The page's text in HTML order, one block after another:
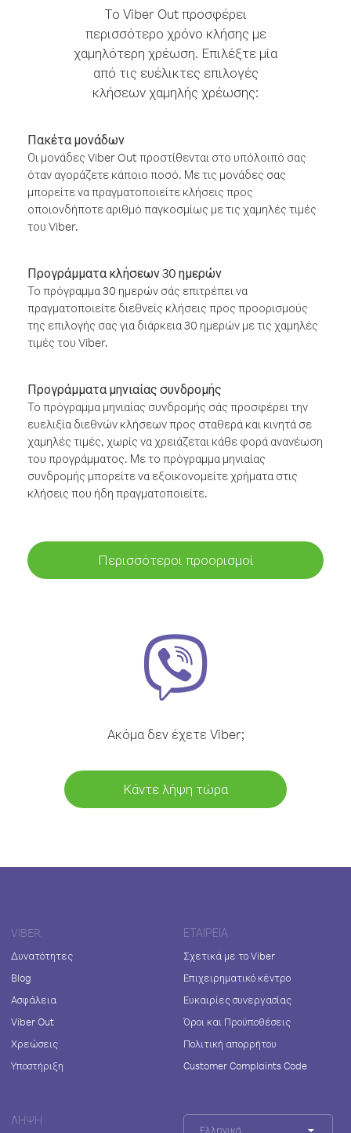
Το Viber Out προσφέρει
περισσότερο χρόνο κλήσης με
χαμηλότερη χρέωση. Επιλέξτε μία
από τις ευέλικτες επιλογές
κλήσεων χαμηλής χρέωσης:
Πακέτα μονάδων
Οι μονάδες Viber Out προστίθενται στο υπόλοιπό σας
όταν αγοράζετε κάποιο ποσό. Με τις μονάδες σας
μπορείτε να πραγματοποιείτε κλήσεις προς
οποιονδήποτε αριθμό παγκοσμίως με τις χαμηλές τιμές
του Viber.
Προγράμματα κλήσεων 30 ημερών
Το πρόγραμμα 30 ημερών σάς επιτρέπει να
πραγματοποιείτε διεθνείς κλήσεις προς προορισμούς
της επιλογής σας για διάρκεια 30 ημερών με τις χαμηλές
τιμές του Viber.
Προγράμματα μηνιαίας συνδρομής
Το πρόγραμμα μηνιαίας συνδρομής σάς προσφέρει την
ευελιξία διεθνών κλήσεων προς σταθερά και κινητά σε
χαμηλές τιμές, χωρίς να χρειάζεται κάθε φορά ανανέωση
του προγράμματος. Με το πρόγραμμα μηνιαίας
συνδρομής μπορείτε να εξοικονομείτε χρήματα στις
κλήσεις που ήδη πραγματοποιείτε.
Περισσότεροι προορισμοί
Ακόμα δεν έχετε Viber;
Κάντε λήψη τώρα
VIBER
Δυνατότητες
Blog
Ασφάλεια
Viber Out
Χρεώσεις
Υποστήριξη
ΕΤΑΙΡΕΊΑ
Σχετικά με το Viber
Επιχειρηματικό κέντρο
Ευκαιρίες συνεργασίας
Όροι και Προϋποθέσεις
Πολιτική απορρήτου
Customer Complaints Code
ΛΉΨΗ
Ελληνικά